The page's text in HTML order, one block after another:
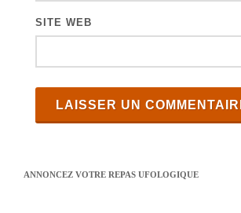
SITE WEB
ANNONCEZ VOTRE REPAS UFOLOGIQUE